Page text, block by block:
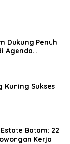
Dukung Penuh
Agenda
Kuning Sukses
Batam: 22
Kerja